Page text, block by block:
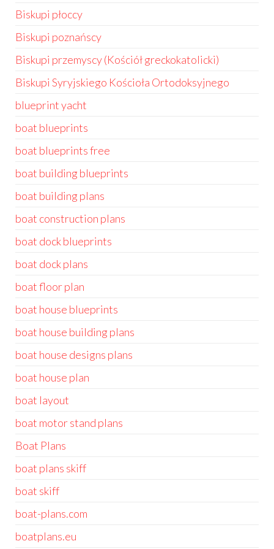
Biskupi płoccy
Biskupi poznańscy
Biskupi przemyscy (Kościół greckokatolicki)
Biskupi Syryjskiego Kościoła Ortodoksyjnego
blueprint yacht
boat blueprints
boat blueprints free
boat building blueprints
boat building plans
boat construction plans
boat dock blueprints
boat dock plans
boat floor plan
boat house blueprints
boat house building plans
boat house designs plans
boat house plan
boat layout
boat motor stand plans
Boat Plans
boat plans skiff
boat skiff
boat-plans.com
boatplans.eu